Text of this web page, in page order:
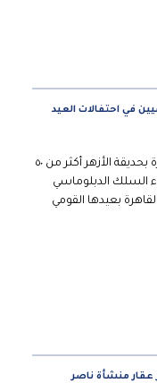
في احتفالات العيد
استقبل الدكتور إبراهيم صابر محافظ القاهرة بحديقة الأزهر أكثر من ٥٠
السلك الدبلوماسي
بعيدها القومي
عقار منشأة ناصر